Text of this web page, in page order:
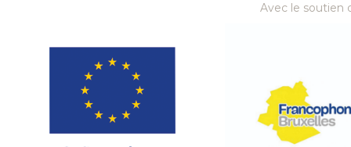
Avec le soutien